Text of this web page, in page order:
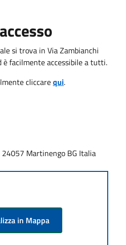
si trova in Via Zambianchi
è facilmente accessibile a tutti.
cliccarequi.
Martinengo BG Italia
in Mappa